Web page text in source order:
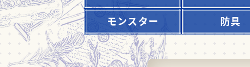
モンスター
防具